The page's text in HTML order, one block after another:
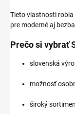
Tieto vlastnosti robia
pre moderné aj
Prečo si vybrať
slovenská
možnosť
široký